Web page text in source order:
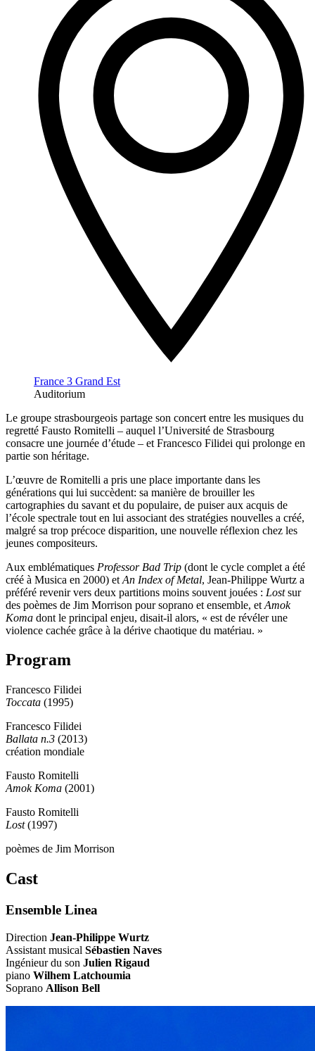
France 3 Grand Est
Auditorium
Le groupe strasbourgeois partage son concert entre les musiques du
regretté Fausto Romitelli – auquel l’Université de Strasbourg
consacre une journée d’étude – et Francesco Filidei qui prolonge en
partie son héritage.
L’œuvre de Romitelli a pris une place importante dans les
générations qui lui succèdent: sa manière de brouiller les
cartographies du savant et du populaire, de puiser aux acquis de
l’école spectrale tout en lui associant des stratégies nouvelles a créé,
malgré sa trop précoce disparition, une nouvelle réflexion chez les
jeunes compositeurs.
Aux emblématiques Professor Bad Trip (dont le cycle complet a été
créé à Musica en 2000) et An Index of Metal, Jean-Philippe Wurtz a
préféré revenir vers deux partitions moins souvent jouées : Lostsur
des poèmes de Jim Morrison pour soprano et ensemble, et Amok
Koma dont le principal enjeu, disait-il alors, « est de révéler une
violence cachée grâce à la dérive chaotique du matériau. »
Program
Francesco Filidei
Toccata (1995)
Francesco Filidei
Ballata n.3 (2013)
création mondiale
Fausto Romitelli
Amok Koma (2001)
Fausto Romitelli
Lost(1997)
poèmes de Jim Morrison
Cast
Ensemble Linea
Direction Jean-Philippe Wurtz
Assistant musical Sébastien Naves
Ingénieur du son Julien Rigaud
piano Wilhem Latchoumia
Soprano Allison Bell